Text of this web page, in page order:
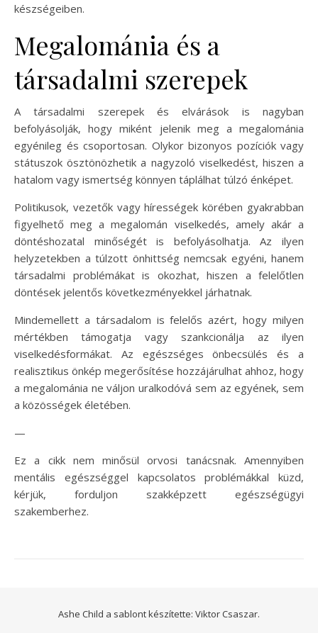
készségeiben.
Megalománia és a
társadalmi szerepek
A társadalmi szerepek és elvárások is nagyban
befolyásolják, hogy miként jelenik meg a megalománia
egyénileg és csoportosan. Olykor bizonyos pozíciók vagy
státuszok ösztönözhetik a nagyzoló viselkedést, hiszen a
hatalom vagy ismertség könnyen táplálhat túlzó énképet.
Politikusok, vezetők vagy hírességek körében gyakrabban
figyelhető meg a megalomán viselkedés, amely akár a
döntéshozatal minőségét is befolyásolhatja. Az ilyen
helyzetekben a túlzott önhittség nemcsak egyéni, hanem
társadalmi problémákat is okozhat, hiszen a felelőtlen
döntések jelentős következményekkel járhatnak.
Mindemellett a társadalom is felelős azért, hogy milyen
mértékben támogatja vagy szankcionálja az ilyen
viselkedésformákat. Az egészséges önbecsülés és a
realisztikus önkép megerősítése hozzájárulhat ahhoz, hogy
a megalománia ne váljon uralkodóvá sem az egyének, sem
a közösségek életében.
—
Ez a cikk nem minősül orvosi tanácsnak. Amennyiben
mentális egészséggel kapcsolatos problémákkal küzd,
kérjük, forduljon szakképzett egészségügyi
szakemberhez.
Ashe Child a sablont készítette: Viktor Csaszar.